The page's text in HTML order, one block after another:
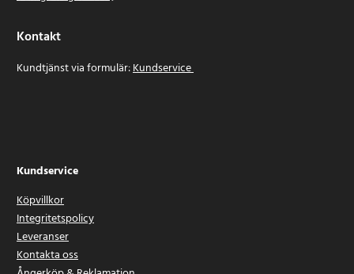
Kontakt
Kundtjänst via formulär:Kundservice
Kundservice
Köpvillkor
Integritetspolicy
Leveranser
Kontakta oss